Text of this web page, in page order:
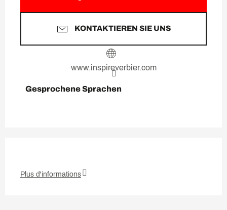
KONTAKTIEREN SIE UNS
www.inspireverbier.com
Gesprochene Sprachen
Gesprochene Sprachen
Plus d'informations